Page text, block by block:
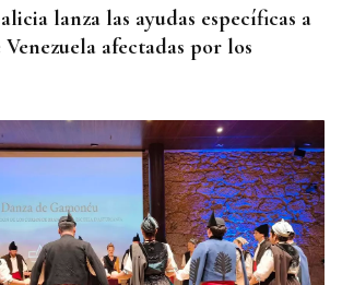
lanza las ayudas específicas a
afectadas por los